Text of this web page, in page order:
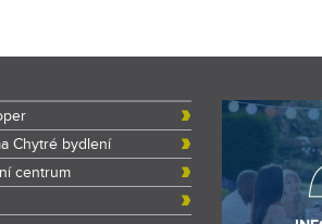
Chytré bydlení
centrum